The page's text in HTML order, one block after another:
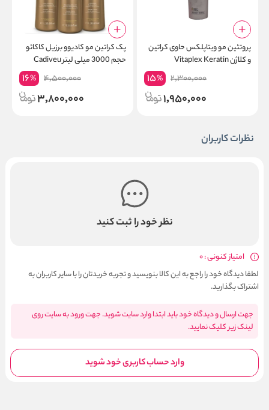
پروتئین مو ویتاپلکس حاوی کراتین
و کلاژن Vitaplex Keratin
2,300,000
15%
1,950,000
پک کراتین مو کادیوو برزیل کاکائو
حجم 3000 میلی لیتر Cadiveu
4,500,000
16%
3,800,000
نظرات کاربران
نظر خود را ثبت کنید
امتیاز کنونی : 0
لطفا دیدگاه خود را راجع به این کالا بنویسید و تجربه خریدتان را با سایر کاربران به
اشتراک بگذارید.
جهت ارسال و دیدگاه خود باید ابتدا وارد سایت شوید. جهت ورود به سایت روی
لینک زیر کلیک نمایید.
وارد حساب کاربری خود شوید